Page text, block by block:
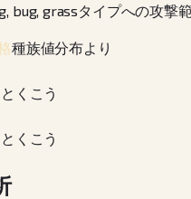
bug, grassタイプへの攻撃
種族値分布より
とくこう
とくこう